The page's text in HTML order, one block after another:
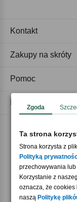
Kontakt
Zakupy na skróty
Pomoc
Zgoda
Ta strona
Strona korzysta z
Polityką
przechowywania
Korzystanie z
oznacza, że
naszą Politykę